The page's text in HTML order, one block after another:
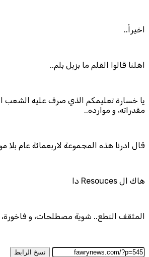
اخيراً..
اهلنا قالوا القلم ما بزيل بلم..
يا خسارة تعليمكم الذي صرف عليه الشعب
مقدراته، و موارده..
قال ادرنا هذه المجموعة لاربعمائة عام بلا
هاك ال Resouces دا
المثقف النطع.. شوية مصطلحات، و
نسخ الرابط